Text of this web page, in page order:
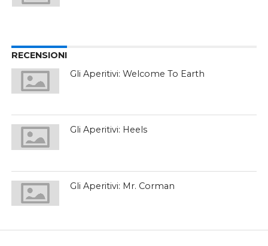
RECENSIONI
Gli Aperitivi: Welcome To Earth
Gli Aperitivi: Heels
Gli Aperitivi: Mr. Corman